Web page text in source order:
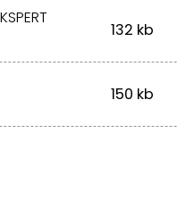
132 kb
150 kb